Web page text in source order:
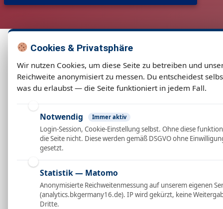
Cookies & Privatsphäre
Wir nutzen Cookies, um diese Seite zu betreiben und
Reichweite anonymisiert zu messen. Du entscheidest
was du erlaubst — die Seite funktioniert in jedem Fall.
Notwendig Immer aktiv
Login-Session, Cookie-Einstellung selbst. Ohne diese
die Seite nicht. Diese werden gemäß DSGVO ohne
gesetzt.
Statistik — Matomo
Anonymisierte Reichweitenmessung auf unserem eigenen
(analytics.bkgermany16.de). IP wird gekürzt, keine
Dritte.